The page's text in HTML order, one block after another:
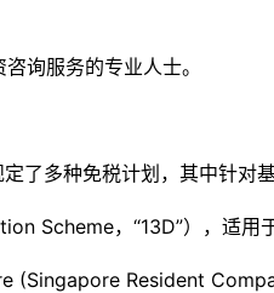
询服务的专业人士。
了多种免税计划，其中针对
Scheme，“13D”），适用
(Singapore Resident